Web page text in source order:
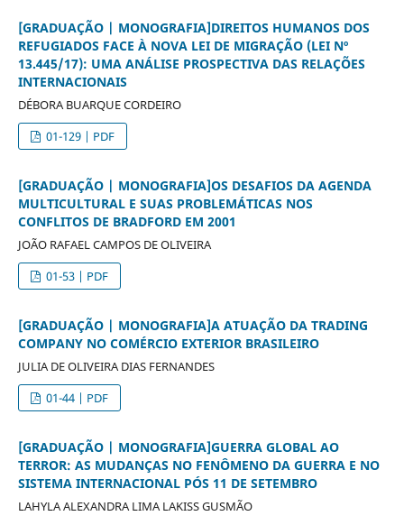
[GRADUAÇÃO | MONOGRAFIA]DIREITOS HUMANOS DOS
REFUGIADOS FACE À NOVA LEI DE MIGRAÇÃO (LEI Nº
13.445/17): UMA ANÁLISE PROSPECTIVA DAS RELAÇÕES
INTERNACIONAIS
DÉBORA BUARQUE CORDEIRO
01-129 | PDF
[GRADUAÇÃO | MONOGRAFIA]OS DESAFIOS DA AGENDA
MULTICULTURAL E SUAS PROBLEMÁTICAS NOS
CONFLITOS DE BRADFORD EM 2001
JOÃO RAFAEL CAMPOS DE OLIVEIRA
01-53 | PDF
[GRADUAÇÃO | MONOGRAFIA]A ATUAÇÃO DA TRADING
COMPANY NO COMÉRCIO EXTERIOR BRASILEIRO
JULIA DE OLIVEIRA DIAS FERNANDES
01-44 | PDF
[GRADUAÇÃO | MONOGRAFIA]GUERRA GLOBAL AO
TERROR: AS MUDANÇAS NO FENÔMENO DA GUERRA E NO
SISTEMA INTERNACIONAL PÓS 11 DE SETEMBRO
LAHYLA ALEXANDRA LIMA LAKISS GUSMÃO